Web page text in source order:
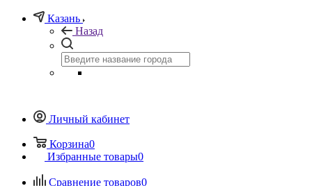
Казань
Назад
Личный кабинет
Корзина0
Избранные товары0
Сравнение товаров0